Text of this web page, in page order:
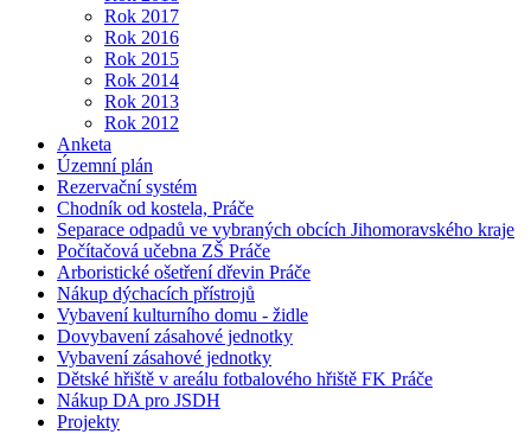
Rok 2017
Rok 2016
Rok 2015
Rok 2014
Rok 2013
Rok 2012
Anketa
Územní plán
Rezervační systém
Chodník od kostela, Práče
Separace odpadů ve vybraných obcích Jihomoravského kraje
Počítačová učebna ZŠ Práče
Arboristické ošetření dřevin Práče
Nákup dýchacích přístrojů
Vybavení kulturního domu - židle
Dovybavení zásahové jednotky
Vybavení zásahové jednotky
Dětské hřiště v areálu fotbalového hřiště FK Práče
Nákup DA pro JSDH
Projekty